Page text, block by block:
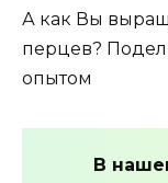
А как Вы
перцев?
опытом
В